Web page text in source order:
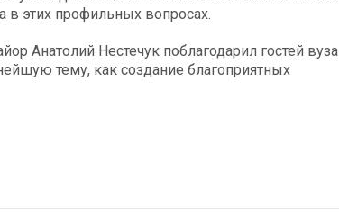
в этих профильных вопросах.
Анатолий Нестечук поблагодарил гостей вуза
тему, как создание благоприятных